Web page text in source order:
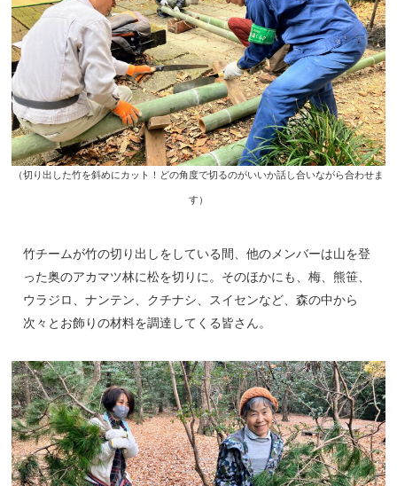
（切り出した竹を斜めにカット！どの角度で切るのがいいか話し合いながら合わせま
す）
竹チームが竹の切り出しをしている間、他のメンバーは山を登
った奥のアカマツ林に松を切りに。そのほかにも、梅、熊笹、
ウラジロ、ナンテン、クチナシ、スイセンなど、森の中から
次々とお飾りの材料を調達してくる皆さん。